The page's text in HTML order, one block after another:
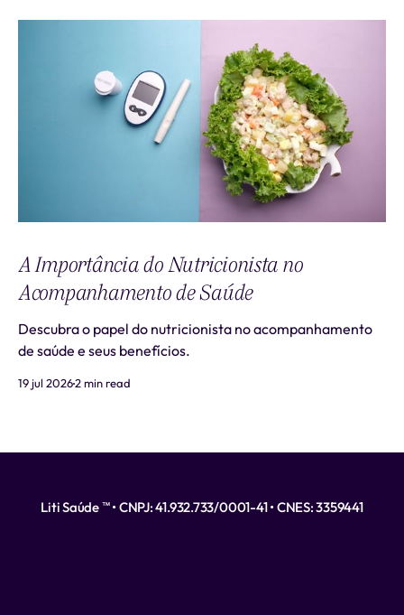
A Importância do Nutricionista no
Acompanhamento de Saúde
Descubra o papel do nutricionista no acompanhamento
de saúde e seus benefícios.
19 jul 20262 min read
Liti Saúde ™ • CNPJ: 41.932.733/0001-41 • CNES: 3359441